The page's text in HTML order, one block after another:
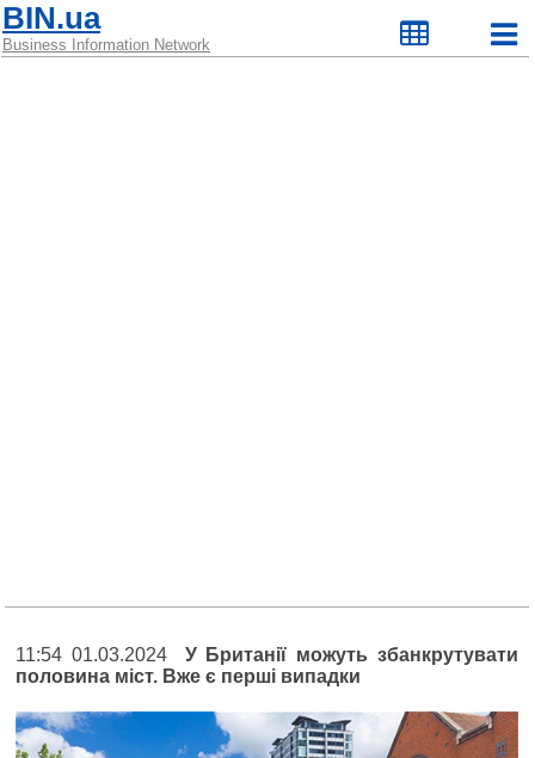
BIN.ua
Business Information Network
11:54 01.03.2024 У Британії можуть збанкрутувати
половина міст. Вже є перші випадки